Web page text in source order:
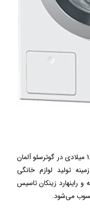
کمپانی میله (Miele) اولین بار در سال 1899 میلادی در گوترسلو آلمان
تولید لوازم خانگی
راینهارد زینکان تاسیس
می‌شود.